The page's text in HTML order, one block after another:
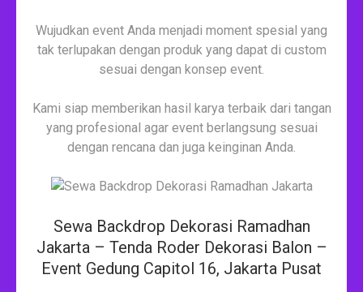
Wujudkan event Anda menjadi moment spesial yang
tak terlupakan dengan produk yang dapat di custom
sesuai dengan konsep event.
Kami siap memberikan hasil karya terbaik dari tangan
yang profesional agar event berlangsung sesuai
dengan rencana dan juga keinginan Anda.
Sewa Backdrop Dekorasi Ramadhan
Jakarta – Tenda Roder Dekorasi Balon –
Event Gedung Capitol 16, Jakarta Pusat